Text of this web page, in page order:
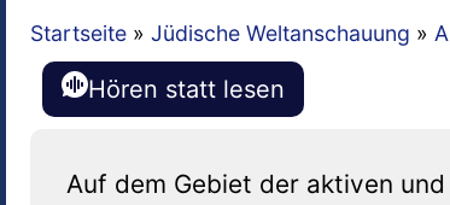
Startseite » Jüdische Weltanschauung »
Hören statt lesen
Auf dem Gebiet der aktiven